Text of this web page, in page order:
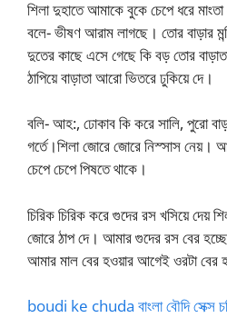
শিলা দুহাতে আমাকে বুকে চেপে ধরে
বলে- ভীষণ আরাম লাগছে। তোর বাড়ার
দুতের কাছে এসে গেছে কি বড় তোর
ঠাপিয়ে বাড়াতা আরো ভিতরে ঢুকিয়ে দে।
বলি- আহ:, ঢোকাব কি করে সালি, পুরো
গর্তে।শিলা জোরে জোরে নিস্সাস নেয়।
চেপে চেপে পিষতে থাকে।
চিরিক চিরিক করে গুদের রস খসিয়ে দেয়
জোরে ঠাপ দে। আমার গুদের রস বের
আমার মাল বের হওয়ার আগেই ওরটা বের
boudi ke chuda বাংলা বৌদি সেক্স